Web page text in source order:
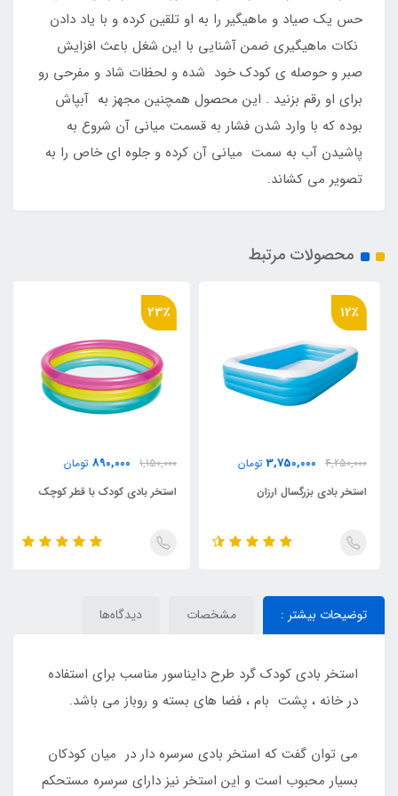
حس یک صیاد و ماهیگیر را به او تلقین کرده و با یاد دادن
نکات ماهیگیری ضمن آشنایی با این شغل باعث افزایش
صبر و حوصله ی کودک خود شده و لحظات شاد و مفرحی رو
برای او رقم بزنید . این محصول همچنین مجهز به آبپاش
بوده که با وارد شدن فشار به قسمت میانی آن شروع به
پاشیدن آب به سمت میانی آن کرده و جلوه ای خاص را به
تصویر می کشاند.
محصولات مرتبط
12٪
4,250,000
3,750,000 تومان
استخر بادی بزرگسال ارزان
23٪
1,150,000
890,000 تومان
استخر بادی کودک با قطر کوچک
توضیحات بیشتر : مشخصات دیدگاه‌ها
استخر بادی کودک گرد طرح دایناسور مناسب برای استفاده
در خانه ، پشت بام ، فضا های بسته و روباز می باشد.
می توان گفت که استخر بادی سرسره دار در میان کودکان
بسیار محبوب است و این استخر نیز دارای سرسره مستحکم